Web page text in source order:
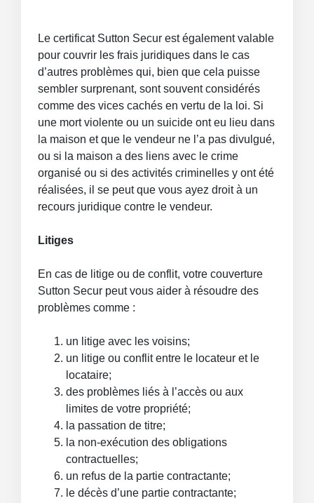
Le certificat Sutton Secur est également valable
pour couvrir les frais juridiques dans le cas
d’autres problèmes qui, bien que cela puisse
sembler surprenant, sont souvent considérés
comme des vices cachés en vertu de la loi. Si
une mort violente ou un suicide ont eu lieu dans
la maison et que le vendeur ne l’a pas divulgué,
ou si la maison a des liens avec le crime
organisé ou si des activités criminelles y ont été
réalisées, il se peut que vous ayez droit à un
recours juridique contre le vendeur.
Litiges
En cas de litige ou de conflit, votre couverture
Sutton Secur peut vous aider à résoudre des
problèmes comme :
un litige avec les voisins;
un litige ou conflit entre le locateur et le
locataire;
des problèmes liés à l’accès ou aux
limites de votre propriété;
la passation de titre;
la non-exécution des obligations
contractuelles;
un refus de la partie contractante;
le décès d’une partie contractante;